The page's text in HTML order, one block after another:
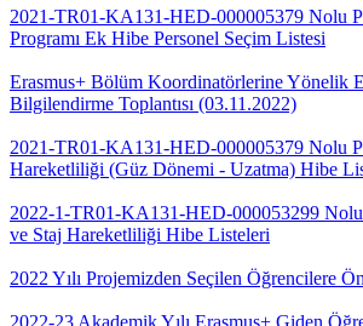
2021-TR01-KA131-HED-000005379 Nolu
Programı Ek Hibe Personel Seçim Listesi
Erasmus+ Bölüm Koordinatörlerine Yönelik
Bilgilendirme Toplantısı (03.11.2022)
2021-TR01-KA131-HED-000005379 Nolu
Hareketliliği (Güz Dönemi - Uzatma) Hibe
2022-1-TR01-KA131-HED-000053299
ve Staj Hareketliliği Hibe Listeleri
2022 Yılı Projemizden Seçilen Öğrencilere
2022-23 Akademik Yılı Erasmus+ Giden